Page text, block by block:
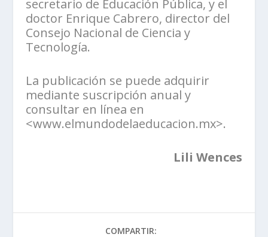
secretario de Educación Pública, y el
doctor Enrique Cabrero, director del
Consejo Nacional de Ciencia y
Tecnología.
La publicación se puede adquirir
mediante suscripción anual y
consultar en línea en
<www.elmundodelaeducacion.mx>.
Lili Wences
COMPARTIR: